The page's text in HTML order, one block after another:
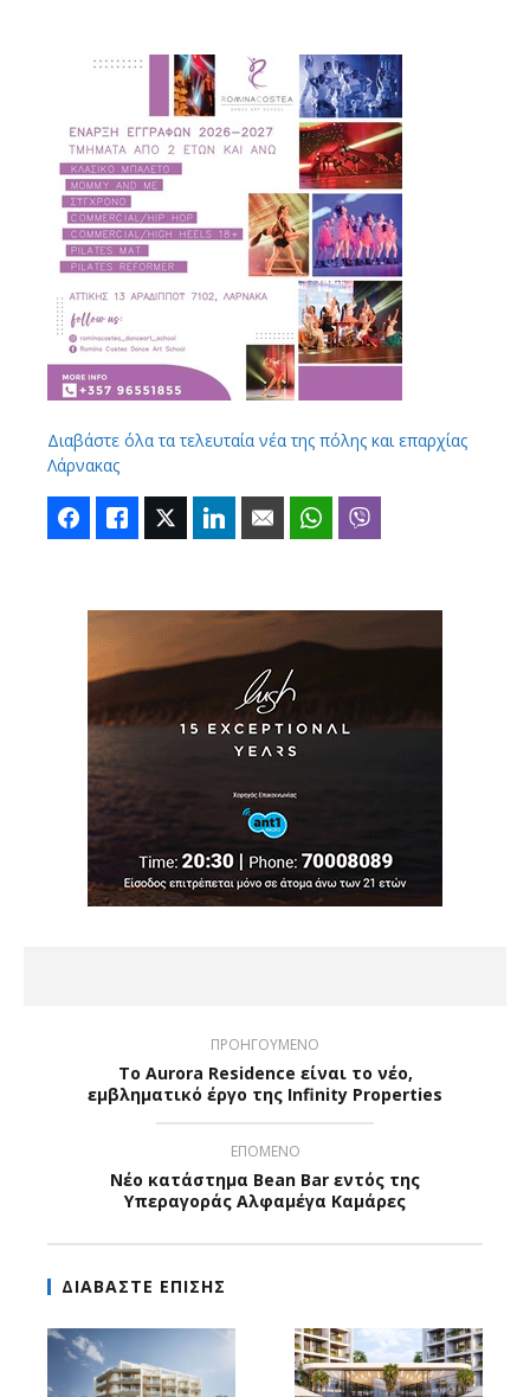
Διαβάστε όλα τα τελευταία νέα της πόλης και επαρχίας
Λάρνακας
FacebookLike Twitter LinkedIn Email WhatsApp
ΠΡΟΗΓΟΥΜΕΝΟ
Το Aurora Residence είναι το νέο,
εμβληματικό έργο της Infinity Properties
ΕΠΟΜΕΝΟ
Νέο κατάστημα Bean Bar εντός της
Υπεραγοράς Αλφαμέγα Καμάρες
ΔΙΑΒΑΣΤΕ ΕΠΙΣΗΣ